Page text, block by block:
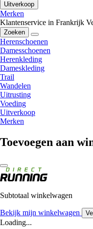
Uitverkoop
Merken
Klantenservice in Frankrijk
Zoeken
Herenschoenen
Damesschoenen
Herenkleding
Dameskleding
Trail
Wandelen
Uitrusting
Voeding
Uitverkoop
Merken
Toevoegen aan
Subtotaal winkelwagen
Bekijk mijn winkelwagen
Loading...